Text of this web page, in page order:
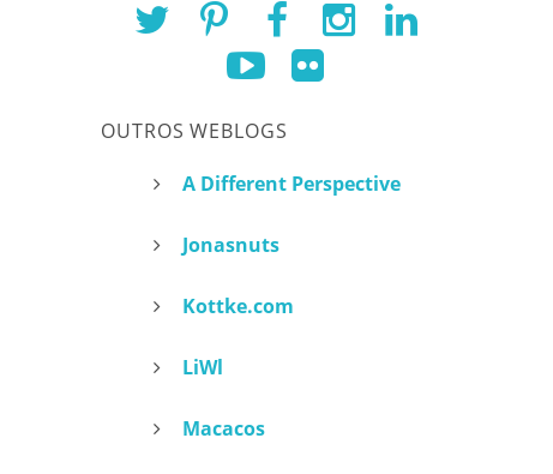
OUTROS WEBLOGS
A Different Perspective
Jonasnuts
Kottke.com
LiWl
Macacos